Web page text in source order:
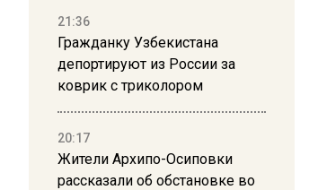
21:36
Гражданку Узбекистана
депортируют из России за
коврик с триколором
20:17
Жители Архипо-Осиповки
рассказали об обстановке во